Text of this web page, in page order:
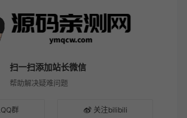
扫一扫添加站长微信
帮助解决疑难问题
群 关注bilibili